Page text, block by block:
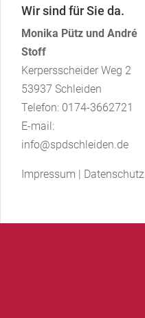
Wir sind für Sie da.
Monika Pütz und André
Stoff
Kerpersscheider Weg 2
53937 Schleiden
Telefon: 0174-3662721
E-mail:
info@spdschleiden.de
Impressum | Datenschutz